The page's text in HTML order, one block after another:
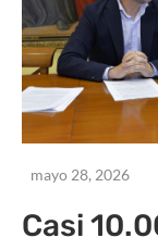
mayo 28, 2026
Casi